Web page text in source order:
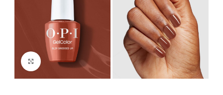
Clic para ampliar